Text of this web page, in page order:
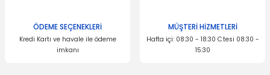
ÖDEME SEÇENEKLERİ
Kredi Kartı ve havale ile ödeme
imkanı
MÜŞTERİ HİZMETLERİ
Hafta içi: 08:30 - 18:30 C.tesi 08:30 -
15:30